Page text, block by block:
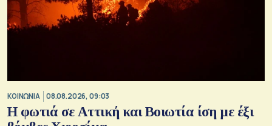
ΚΟΙΝΩΝΙΑ 08.08.2026, 09:03
Η φωτιά σε Αττική και Βοιωτία ίση με έξι